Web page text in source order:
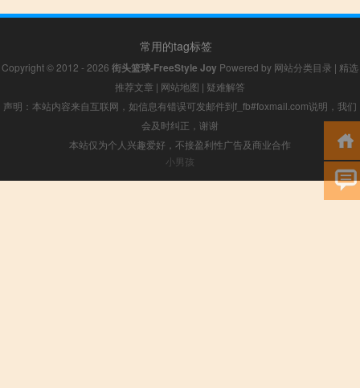
常用的tag标签
Copyright © 2012 - 2026 街头篮球-FreeStyle Joy Powered by 网站分类目录 | 精选
推荐文章 | 网站地图 | 疑难解答
声明：本站内容来自互联网，如信息有错误可发邮件到f_fb#foxmail.com说明，我们
会及时纠正，谢谢
本站仅为个人兴趣爱好，不接盈利性广告及商业合作
小男孩